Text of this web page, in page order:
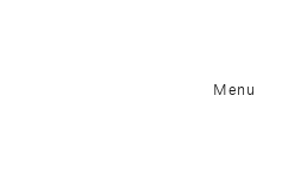
Menu